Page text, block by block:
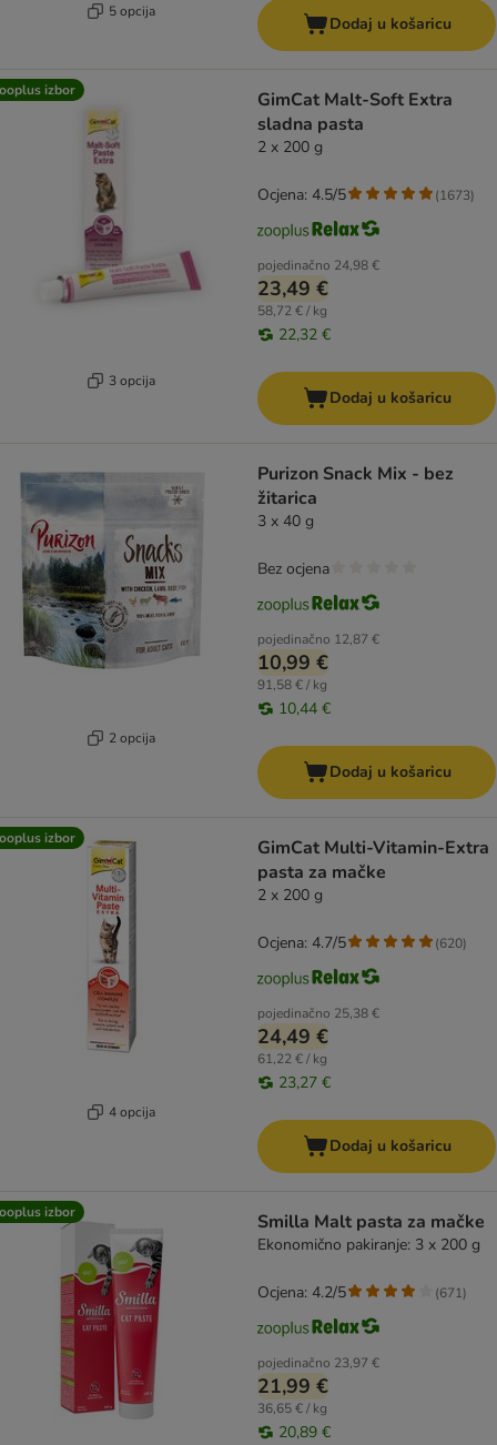
5 opcija
Dodaj u košaricu
izbor
3 opcija
GimCat Malt-Soft Extra
sladna pasta
2 x 200 g
pojedinačno 24,98 €
23,49 €
58,72 € / kg
22,32 €
Ocjena: 4.5/5 (1673)
Dodaj u košaricu
2 opcija
Purizon Snack Mix - bez
žitarica
3 x 40 g
pojedinačno 12,87 €
10,99 €
91,58 € / kg
10,44 €
Bez ocjena
Dodaj u košaricu
izbor
4 opcija
GimCat Multi-Vitamin-Extra
pasta za mačke
2 x 200 g
pojedinačno 25,38 €
24,49 €
61,22 € / kg
23,27 €
Ocjena: 4.7/5 (620)
Dodaj u košaricu
izbor Smilla Malt pasta za mačke
Ekonomično pakiranje: 3 x 200 g
pojedinačno 23,97 €
21,99 €
36,65 € / kg
20,89 €
Ocjena: 4.2/5 (671)